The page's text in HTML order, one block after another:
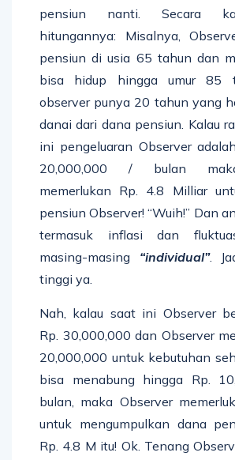
pensiun nanti. Secara
hitungannya: Misalnya,
pensiun di usia 65 tahun dan
bisa hidup hingga umur 85
observer punya 20 tahun yang
danai dari dana pensiun. Kalau
ini pengeluaran Observer
20,000,000 / bulan
memerlukan Rp. 4.8 Milliar
pensiun Observer! “Wuih!” Dan
termasuk inflasi dan
masing-masing “individual”.
tinggi ya.
Nah, kalau saat ini Observer
Rp. 30,000,000 dan Observer
20,000,000 untuk kebutuhan
bisa menabung hingga Rp.
bulan, maka Observer
untuk mengumpulkan dana
Rp. 4.8 M itu! Ok. Tenang